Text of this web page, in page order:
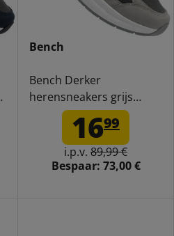
Bench
Bench Derker
herensneakers grijs
BEN1028-P10
1699
i.p.v. 89,99 €
Bespaar: 73,00 €